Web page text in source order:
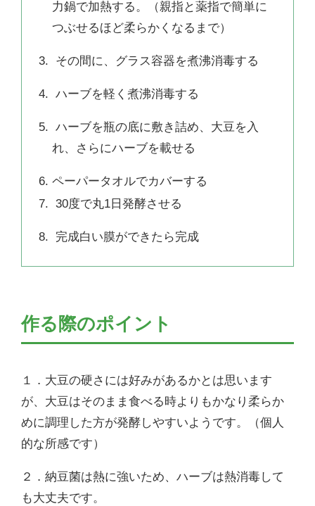
力鍋で加熱する。（親指と薬指で簡単に
つぶせるほど柔らかくなるまで）
その間に、グラス容器を煮沸消毒する
ハーブを軽く煮沸消毒する
ハーブを瓶の底に敷き詰め、大豆を入
れ、さらにハーブを載せる
ペーパータオルでカバーする
30度で丸1日発酵させる
完成白い膜ができたら完成
作る際のポイント
１．大豆の硬さには好みがあるかとは思います
が、大豆はそのまま食べる時よりもかなり柔らか
めに調理した方が発酵しやすいようです。（個人
的な所感です）
２．納豆菌は熱に強いため、ハーブは熱消毒して
も大丈夫です。